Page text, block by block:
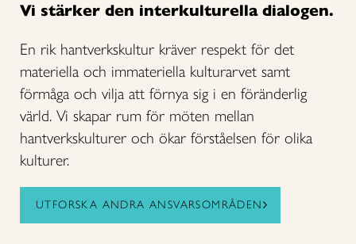
Vi stärker den interkulturella dialogen.
En rik hantverkskultur kräver respekt för det
materiella och immateriella kulturarvet samt
förmåga och vilja att förnya sig i en föränderlig
värld. Vi skapar rum för möten mellan
hantverkskulturer och ökar förståelsen för olika
kulturer.
UTFORSKA ANDRA ANSVARSOMRÅDEN